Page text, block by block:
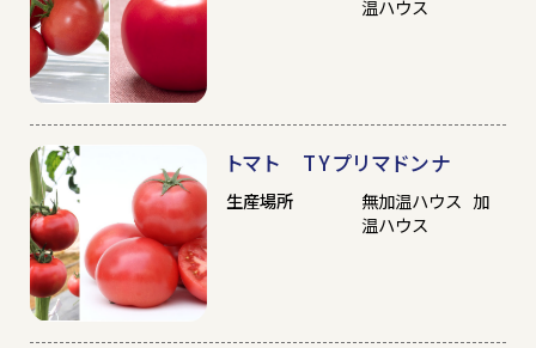
温ハウス
トマト TYプリマドンナ
生産場所
無加温ハウス 加
温ハウス